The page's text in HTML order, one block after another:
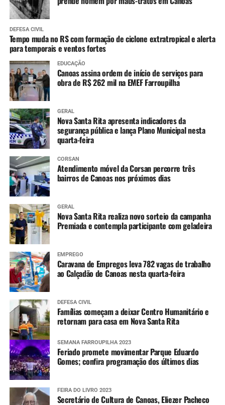
DEFESA CIVIL
Tempo muda no RS com formação de ciclone extratropical e alerta
para temporais e ventos fortes
EDUCAÇÃO
Canoas assina ordem de início de serviços para
obra de R$ 262 mil na EMEF Farroupilha
GERAL
Nova Santa Rita apresenta indicadores da
segurança pública e lança Plano Municipal nesta
quarta-feira
CORSAN
Atendimento móvel da Corsan percorre três
bairros de Canoas nos próximos dias
GERAL
Nova Santa Rita realiza novo sorteio da campanha
Premiada e contempla participante com geladeira
EMPREGO
Caravana de Empregos leva 782 vagas de trabalho
ao Calçadão de Canoas nesta quarta-feira
DEFESA CIVIL
Famílias começam a deixar Centro Humanitário e
retornam para casa em Nova Santa Rita
SEMANA FARROUPILHA 2023
Feriado promete movimentar Parque Eduardo
Gomes; confira programação dos últimos dias
FEIRA DO LIVRO 2023
Secretário de Cultura de Canoas, Eliezer Pacheco